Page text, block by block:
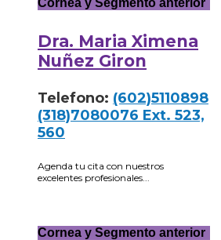
Cornea y Segmento anterior
Dra. Maria Ximena
Nuñez Giron
Telefono: (602)5110898
(318)7080076 Ext. 523,
560
Agenda tu cita con nuestros
excelentes profesionales...
Cornea y Segmento anterior